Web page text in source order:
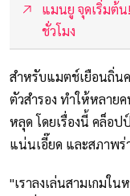
แมนยู จุดเริ่มต้น
ชั่วโมง
สำหรับแมตช์เยือนถิ่น
ตัวสำรอง ทำให้หลาย
หลุด โดยเรื่องนี้ คล็อป
แน่นเอี๊ยด และสภาพร่
"เราลงเล่นสามเกมใน